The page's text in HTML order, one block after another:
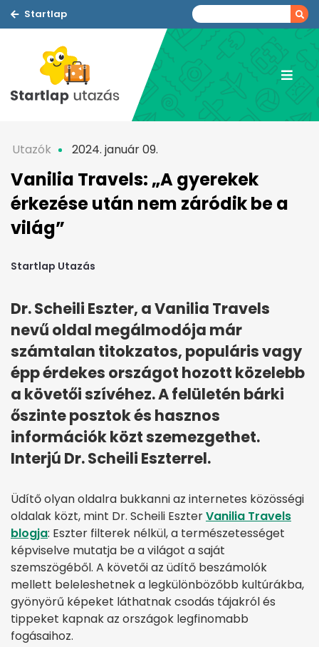
Startlap
Utazók 2024. január 09.
Vanilia Travels: „A gyerekek
érkezése után nem záródik be a
világ”
Startlap Utazás
Dr. Scheili Eszter, a Vanilia Travels
nevű oldal megálmodója már
számtalan titokzatos, populáris vagy
épp érdekes országot hozott közelebb
a követői szívéhez. A felületén bárki
őszinte posztok és hasznos
információk közt szemezgethet.
Interjú Dr. Scheili Eszterrel.
Üdítő olyan oldalra bukkanni az internetes közösségi
oldalak közt, mint Dr. Scheili EszterVanilia Travels
blogja: Eszter filterek nélkül, a természetességet
képviselve mutatja be a világot a saját
szemszögéből. A követői az üdítő beszámolók
mellett beleleshetnek a legkülönbözőbb kultúrákba,
gyönyörű képeket láthatnak csodás tájakról és
tippeket kapnak az országok legfinomabb
fogásaihoz.